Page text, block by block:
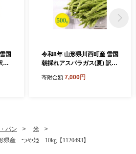
国
あ
令和8年 山形県川西町産 雪国
朝採れアスパラガス(夏) 訳あ
g【1764659】
寄附金額 7,000円
パン
米
県産 つや姫 10kg【1120493】